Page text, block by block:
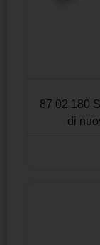
87 02 180
di